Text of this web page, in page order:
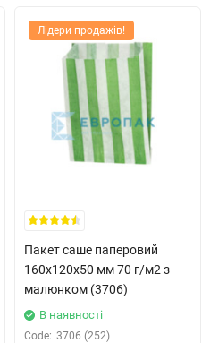
Лідери продажів!
Пакет саше паперовий
160x120x50 мм 70 г/м2 з
малюнком (3706)
В наявності
Code: 3706 (252)